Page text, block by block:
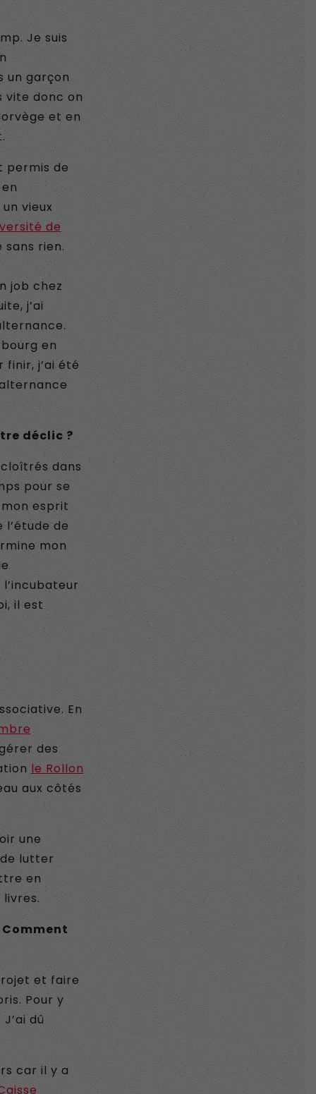
Je suis
un garçon
vite donc on
et en
permis de
vieux
de
sans rien.
job chez
j’ai
en
j’ai été
déclic ?
dans
pour se
esprit
de
mon
il est
En
des
le Rollon
aux côtés
une
lutter
en
et faire
Pour y
dû
car il y a